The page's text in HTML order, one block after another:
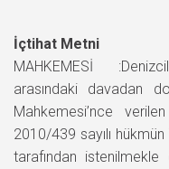
İçtihat Metni
MAHKEMESİ
arasındaki davadan
Mahkemesi’nce
2010/439 sayılı
tarafından